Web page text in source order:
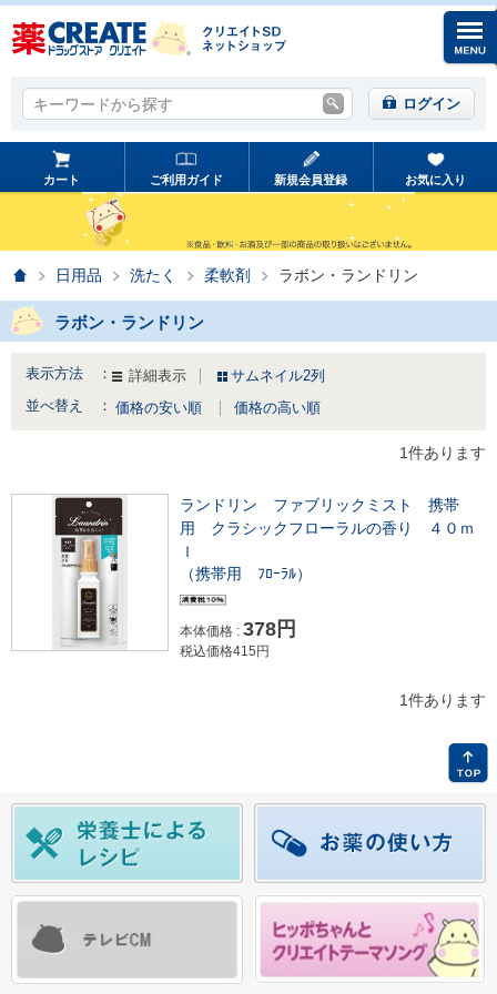
キーワードから探す
キーワードから探す ログイン
カート ご利用ガイド 新規会員登録 お気に入り
ホーム日用品 洗たく 柔軟剤 ラボン・ランドリン
ラボン・ランドリン
表示方法 ： 詳細表示
サムネイル2列
並べ替え ： 価格の安い順 価格の高い順
1件あります
ランドリン ファブリックミスト 携帯
用 クラシックフローラルの香り ４０ｍ
ｌ
（携帯用 ﾌﾛｰﾗﾙ）
本体価格 : 378円
税込価格415円
1件あります